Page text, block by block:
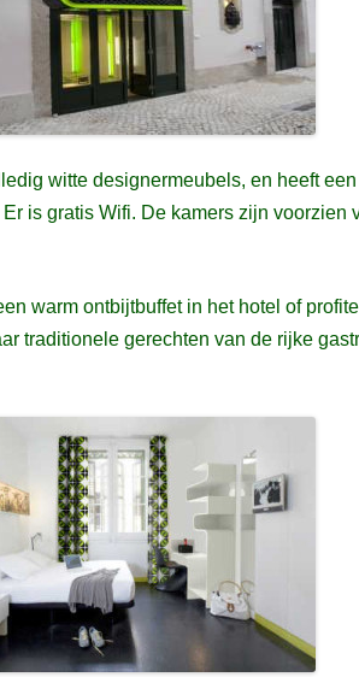
witte designermeubels, en heeft
is gratis Wifi. De kamers zijn voorzien
warm ontbijtbuffet in het hotel of
traditionele gerechten van de rijke